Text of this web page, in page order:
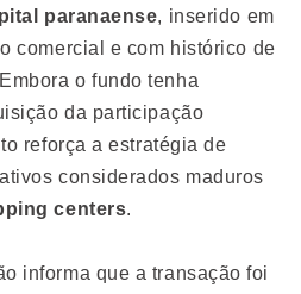
paranaense, inserido em
comercial e com histórico de
o fundo tenha
da participação
reforça a estratégia de
considerados maduros
centers.
informa que a transação foi